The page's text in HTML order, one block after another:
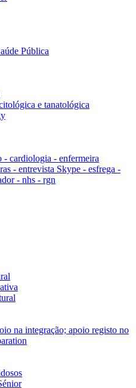
Pública
e tanatológica
- cardiologia - enfermeira
- entrevista Skype - esfrega -
- nhs - rgn
na integração; apoio registo no